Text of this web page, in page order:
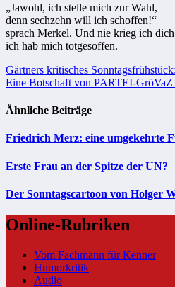
„Jawohl, ich stelle mich zur Wahl,
denn sechzehn will ich schoffen!“
sprach Merkel. Und nie krieg ich
ich hab mich totgesoffen.
Beitragsnavigation
Gärtners kritisches
Eine Botschaft von PARTEI-
Ähnliche Beiträge
Friedrich Merz: eine umgekehrte
Erste Frau an der Spitze der UN?
Der Sonntagscartoon von Holger
Online-Rubriken
Vom Fachmann für Kenner
Humorkritik
Audio